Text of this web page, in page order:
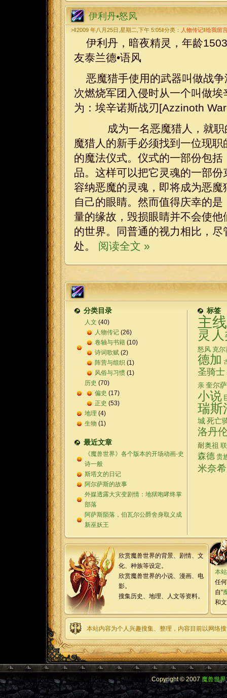
伊利丹•怒风
>‖2009 年八月25日,星期二,下午 5:05‖分类： 人物传记 给我留
伊利丹，暗夜精灵，年龄
友泰兰德•语风
恶魔猎手使用的武器叫做战
次燃烧军团入侵时从一个叫做
为：埃辛诺斯战刃[Azzinoth
成为一名恶魔猎人，就职
魔猎人的新手必须找到一位现
的魔法仪式。仪式的一部份包
品。这样可以把它灵魂的一部
容纳恶魔的灵魂，即将成为恶
自己的眼睛。然而值得庆幸的
量的缘故，毁损眼睛并不会使
的世界。同普通的视力相比，
处。 阅读全文 »
分类目录
人文 (40)
人物传记 (26)
卷轴与书籍 (10)
诗词歌赋 (2)
阵营与组织 (1)
风俗与习惯 (1)
历史 (70)
偏史 (17)
正史 (53)
地理 (4)
生物 (1)
最近文章
《魔兽世界》各个版本的开场动画-史
诗一般
斯塔文的日记
阿尔萨斯的故事
外媒透露大灾变剧情：地狱咆哮终掌
部落
阿萨斯陨落，伯瓦尔公爵舍身取义成
新巫妖王
标签
主
灵
怒风 克
德加
圣骑士
亲 奎尔
小说
瑞斯
城死亡
洛丹
耐奥祖
森德 贵
米奈
欣赏魔兽世界的背景、剧情、文
化、种族等设定。
欣赏魔兽世界的小说、漫画、电
影。
搜集历史、地理、人文等资料。
本站
任
自“
和
本站内容为个人兴趣搜集、整理，内容目前以网络
Copyright © 2007魔兽世